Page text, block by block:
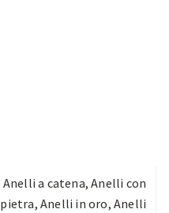
Anelli a catena,Anelli con
pietra,Anelli in oro,Anelli